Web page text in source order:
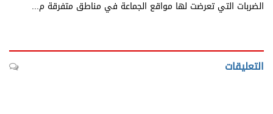
الضربات التي تعرضت لها مواقع الجماعة في مناطق متفرقة م...
التعليقات